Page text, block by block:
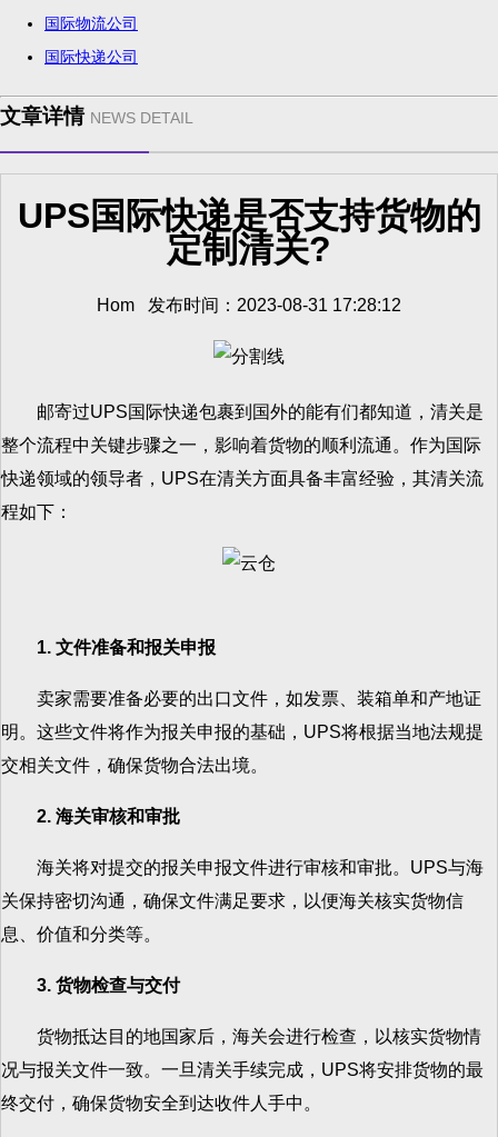
国际物流公司
国际快递公司
文章详情 NEWS DETAIL
UPS国际快递是否支持货物的
定制清关?
Hom 发布时间：2023-08-31 17:28:12
邮寄过UPS国际快递包裹到国外的能有们都知道，清关是
整个流程中关键步骤之一，影响着货物的顺利流通。作为国际
快递领域的领导者，UPS在清关方面具备丰富经验，其清关流
程如下：
1. 文件准备和报关申报
卖家需要准备必要的出口文件，如发票、装箱单和产地证
明。这些文件将作为报关申报的基础，UPS将根据当地法规提
交相关文件，确保货物合法出境。
2. 海关审核和审批
海关将对提交的报关申报文件进行审核和审批。UPS与海
关保持密切沟通，确保文件满足要求，以便海关核实货物信
息、价值和分类等。
3. 货物检查与交付
货物抵达目的地国家后，海关会进行检查，以核实货物情
况与报关文件一致。一旦清关手续完成，UPS将安排货物的最
终交付，确保货物安全到达收件人手中。